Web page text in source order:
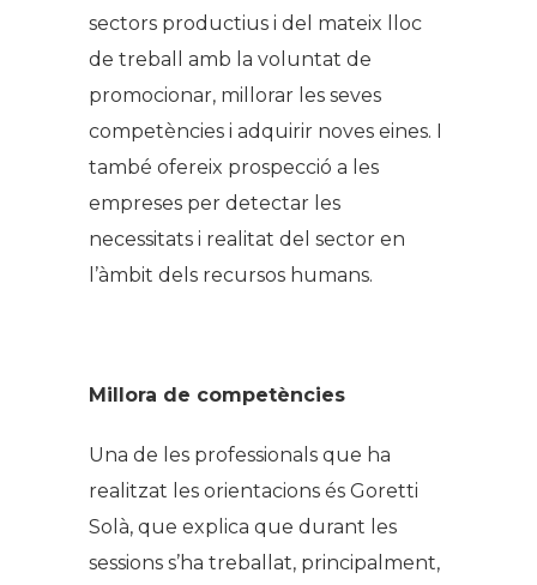
sectors productius i del mateix lloc
de treball amb la voluntat de
promocionar, millorar les seves
competències i adquirir noves eines. I
també ofereix prospecció a les
empreses per detectar les
necessitats i realitat del sector en
l’àmbit dels recursos humans.
Millora de competències
Una de les professionals que ha
realitzat les orientacions és Goretti
Solà, que explica que durant les
sessions s’ha treballat, principalment,